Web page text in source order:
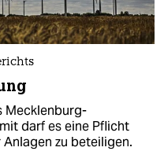
Mecklenburg-
darf es eine Pflicht
zu beteiligen.